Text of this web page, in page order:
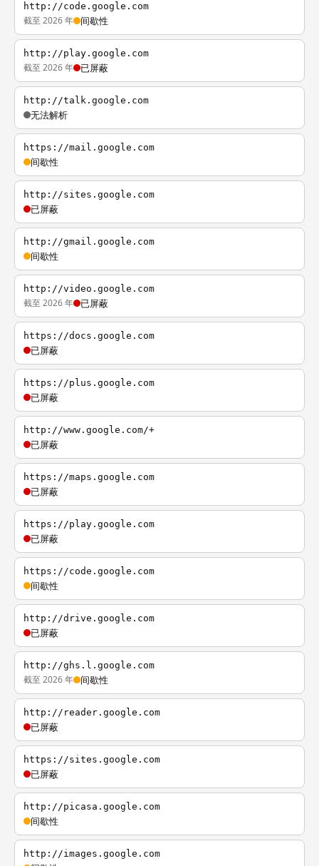
http://code.google.com
截至 2026 年 间歇性
http://play.google.com
截至 2026 年 已屏蔽
http://talk.google.com
无法解析
https://mail.google.com
间歇性
http://sites.google.com
已屏蔽
http://gmail.google.com
间歇性
http://video.google.com
截至 2026 年 已屏蔽
https://docs.google.com
已屏蔽
https://plus.google.com
已屏蔽
http://www.google.com/+
已屏蔽
https://maps.google.com
已屏蔽
https://play.google.com
已屏蔽
https://code.google.com
间歇性
http://drive.google.com
已屏蔽
http://ghs.l.google.com
截至 2026 年 间歇性
http://reader.google.com
已屏蔽
https://sites.google.com
已屏蔽
http://picasa.google.com
间歇性
http://images.google.com